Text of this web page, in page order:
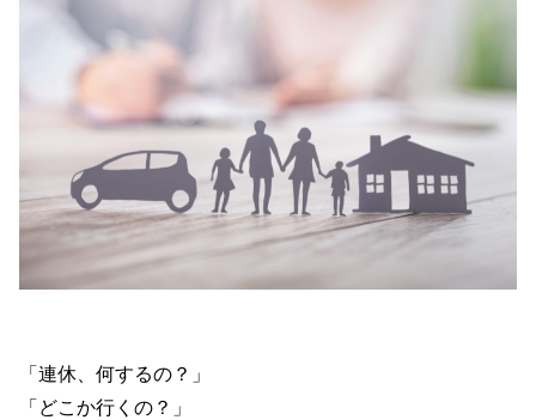
「連休、何するの？」
「どこか行くの？」